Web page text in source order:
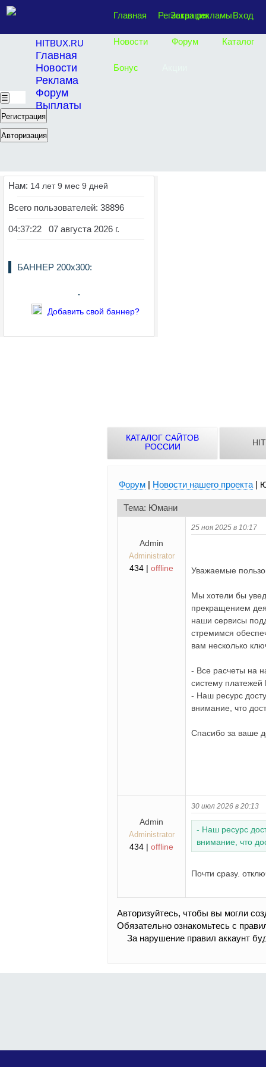
Главная Заказ рекламы
Новости Форум Каталог
Бонус
Вход
Регистрация
HITBUX.RU
Главная
Новости
Реклама
Форум
Выплаты
☰
Регистрация
Авторизация
Нам: 14 лет 9 мес 9 дней
Всего пользователей: 38896
04:37:23 07 августа 2026 г.
БАННЕР 200х300:
Добавить свой баннер?
КАТАЛОГ САЙТОВ
РОССИИ
Форум | Новости нашего проекта |
Тема: Юмани
Admin
Administrator
434 | offline
25 ноя 2025 в 10:17
Уважаемые
Мы хотели бы
прекращением
наши сервисы
стремимся
вам несколько
- Все расчеты на
систему
- Наш ресурс
внимание, что
Спасибо за ваше
Admin
Administrator
434 | offline
30 июл 2026 в 20:13
- Наш ресурс
внимание, что
Почти сразу.
Авторизуйтесь, чтобы вы могли
Обязательно ознакомьтесь с
За нарушение правил аккаунт